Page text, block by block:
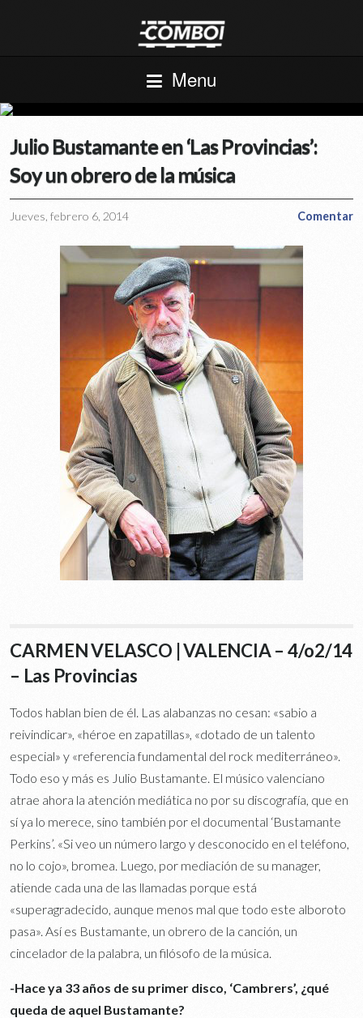
Menu
Julio Bustamante en ‘Las Provincias’:
Soy un obrero de la música
Jueves, febrero 6, 2014 Comentar
CARMEN VELASCO | VALENCIA – 4/o2/14
– Las Provincias
Todos hablan bien de él. Las alabanzas no cesan: «sabio a
reivindicar», «héroe en zapatillas», «dotado de un talento
especial» y «referencia fundamental del rock mediterráneo».
Todo eso y más es Julio Bustamante. El músico valenciano
atrae ahora la atención mediática no por su discografía, que en
sí ya lo merece, sino también por el documental ‘Bustamante
Perkins’. «Si veo un número largo y desconocido en el teléfono,
no lo cojo», bromea. Luego, por mediación de su manager,
atiende cada una de las llamadas porque está
«superagradecido, aunque menos mal que todo este alboroto
pasa». Así es Bustamante, un obrero de la canción, un
cincelador de la palabra, un filósofo de la música.
-Hace ya 33 años de su primer disco, ‘Cambrers’, ¿qué
queda de aquel Bustamante?